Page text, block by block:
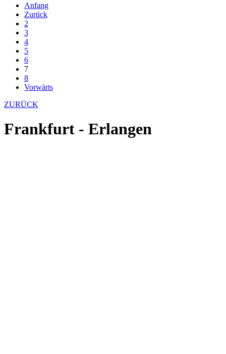
Anfang
Zurück
2
3
4
5
6
7
8
Vorwärts
ZURÜCK
Frankfurt - Erlangen